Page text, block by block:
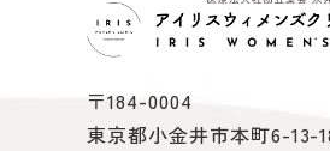
〒184-0004
東京都小金井市本町6-13-